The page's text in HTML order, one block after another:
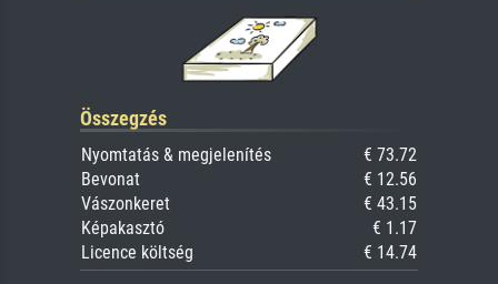
Összegzés
Nyomtatás & megjelenítés
€ 73.72
Bevonat
€ 12.56
Vászonkeret
€ 43.15
Képakasztó
€ 1.17
Licence költség
€ 14.74